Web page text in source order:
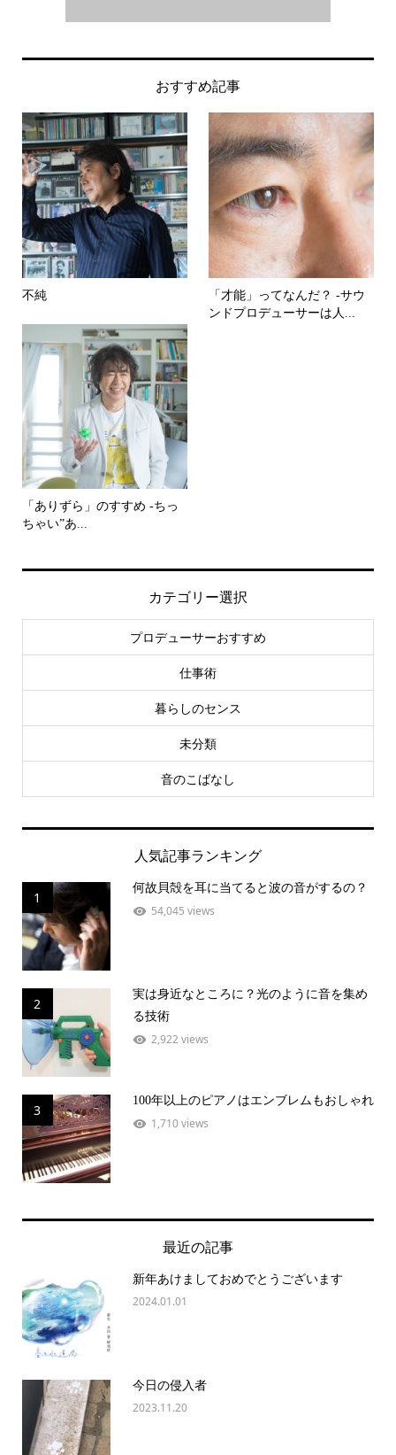
おすすめ記事
不純
「才能」ってなんだ？ -サウ
ンドプロデューサーは人...
「ありずら」のすすめ -ちっ
ちゃい”あ...
カテゴリー選択
プロデューサーおすすめ
仕事術
暮らしのセンス
未分類
音のこばなし
人気記事ランキング
1
何故貝殻を耳に当てると波の音がするの？
54,045 views
2
実は身近なところに？光のように音を集め
る技術
2,922 views
3
100年以上のピアノはエンブレムもおしゃれ
1,710 views
最近の記事
新年あけましておめでとうございます
2024.01.01
今日の侵入者
2023.11.20